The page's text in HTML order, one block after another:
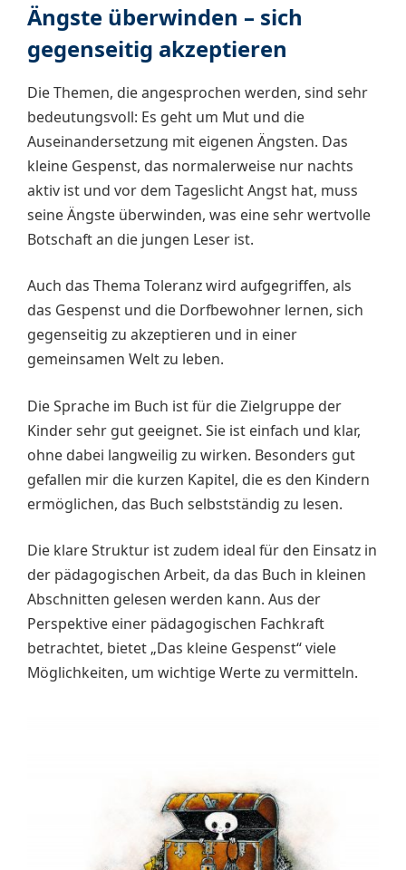
Ängste überwinden – sich
gegenseitig akzeptieren
Die Themen, die angesprochen werden, sind sehr
bedeutungsvoll: Es geht um Mut und die
Auseinandersetzung mit eigenen Ängsten. Das
kleine Gespenst, das normalerweise nur nachts
aktiv ist und vor dem Tageslicht Angst hat, muss
seine Ängste überwinden, was eine sehr wertvolle
Botschaft an die jungen Leser ist.
Auch das Thema Toleranz wird aufgegriffen, als
das Gespenst und die Dorfbewohner lernen, sich
gegenseitig zu akzeptieren und in einer
gemeinsamen Welt zu leben.
Die Sprache im Buch ist für die Zielgruppe der
Kinder sehr gut geeignet. Sie ist einfach und klar,
ohne dabei langweilig zu wirken. Besonders gut
gefallen mir die kurzen Kapitel, die es den Kindern
ermöglichen, das Buch selbstständig zu lesen.
Die klare Struktur ist zudem ideal für den Einsatz in
der pädagogischen Arbeit, da das Buch in kleinen
Abschnitten gelesen werden kann. Aus der
Perspektive einer pädagogischen Fachkraft
betrachtet, bietet „Das kleine Gespenst“ viele
Möglichkeiten, um wichtige Werte zu vermitteln.